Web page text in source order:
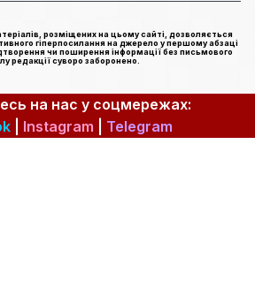
розміщених на цьому сайті, дозволяється
гіперпосилання на джерело у першому абзаці
чи поширення інформації без письмового
редакції суворо заборонено.
на нас у соцмережах:
| Instagram Telegram